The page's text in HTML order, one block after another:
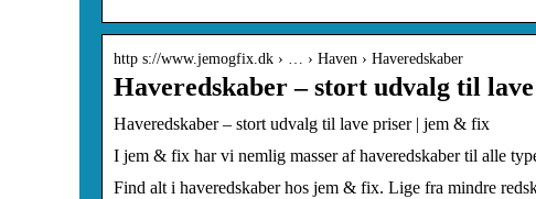
http s://www.jemogfix.dk › … › Haven › Haveredskaber
Haveredskaber – stort udvalg til
Haveredskaber – stort udvalg til lave priser | jem & fix
I jem & fix har vi nemlig masser af haveredskaber til alle
Find alt i haveredskaber hos jem & fix. Lige fra mindre